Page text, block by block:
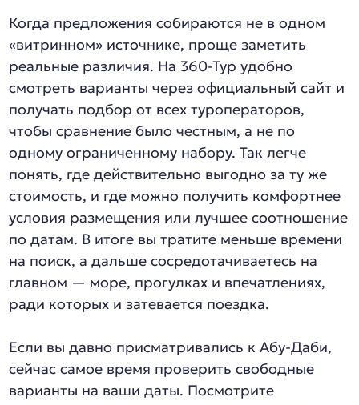
Когда предложения собираются не в одном
«витринном» источнике, проще заметить
реальные различия. На 360-Тур удобно
смотреть варианты через официальный сайт и
получать подбор от всех туроператоров,
чтобы сравнение было честным, а не по
одному ограниченному набору. Так легче
понять, где действительно выгодно за ту же
стоимость, и где можно получить комфортнее
условия размещения или лучшее соотношение
по датам. В итоге вы тратите меньше времени
на поиск, а дальше сосредотачиваетесь на
главном — море, прогулках и впечатлениях,
ради которых и затевается поездка.
Если вы давно присматривались к Абу-Даби,
сейчас самое время проверить свободные
варианты на ваши даты. Посмотрите